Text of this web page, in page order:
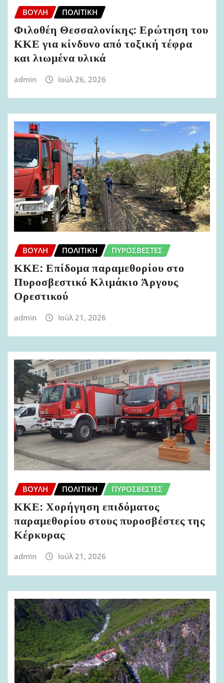
ΒΟΥΛΉ ΠΟΛΙΤΙΚΉ
Φιλοθέη Θεσσαλονίκης: Ερώτηση του
ΚΚΕ για κίνδυνο από τοξική τέφρα
και λιωμένα υλικά
admin Ιούλ 26, 2026
ΒΟΥΛΉ ΠΟΛΙΤΙΚΉ ΠΥΡΟΣΒΈΣΤΕΣ
ΚΚΕ: Επίδομα παραμεθορίου στο
Πυροσβεστικό Κλιμάκιο Άργους
Ορεστικού
admin Ιούλ 21, 2026
ΒΟΥΛΉ ΠΟΛΙΤΙΚΉ ΠΥΡΟΣΒΈΣΤΕΣ
ΚΚΕ: Χορήγηση επιδόματος
παραμεθορίου στους πυροσβέστες της
Κέρκυρας
admin Ιούλ 21, 2026